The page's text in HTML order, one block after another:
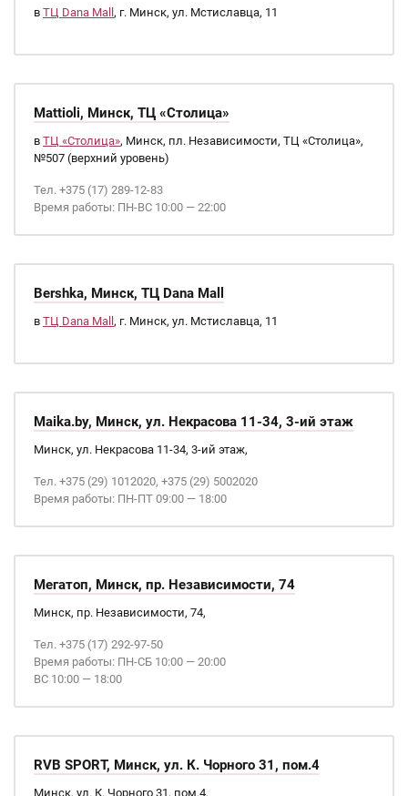
в ТЦ Dana Mall , г. Минск, ул. Мстиславца, 11
Mattioli, Минск, ТЦ «Столица»
в ТЦ «Столица», Минск, пл. Независимости, ТЦ «Столица»,
№507 (верхний уровень)
Тел. +375 (17) 289-12-83
Время работы: ПН-ВС 10:00 — 22:00
Bershka, Минск, ТЦ Dana Mall
в ТЦ Dana Mall , г. Минск, ул. Мстиславца, 11
Maika.by, Минск, ул. Некрасова 11-34, 3-ий этаж
Минск, ул. Некрасова 11-34, 3-ий этаж,
Тел. +375 (29) 1012020, +375 (29) 5002020
Время работы: ПН-ПТ 09:00 — 18:00
Мегатоп, Минск, пр. Независимости, 74
Минск, пр. Независимости, 74,
Тел. +375 (17) 292-97-50
Время работы: ПН-СБ 10:00 — 20:00
ВС 10:00 — 18:00
RVB SPORT, Минск, ул. К. Чорного 31, пом.4
Минск, ул. К. Чорного 31, пом.4,